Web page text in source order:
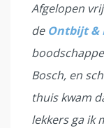
Afgelopen
de Ontbijt &
Bosch, en
thuis kwam
lekkers ga ik